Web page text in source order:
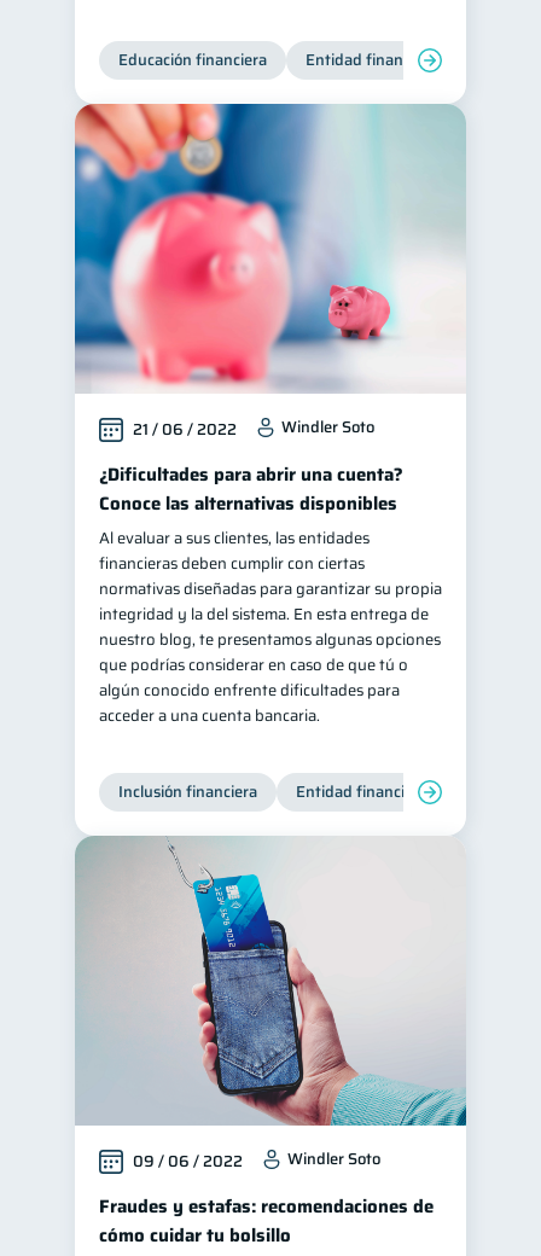
Educación financiera Entidad financiera
21 / 06 / 2022 Windler Soto
¿Dificultades para abrir una cuenta?
Conoce las alternativas disponibles
Al evaluar a sus clientes, las entidades
financieras deben cumplir con ciertas
normativas diseñadas para garantizar su propia
integridad y la del sistema. En esta entrega de
nuestro blog, te presentamos algunas opciones
que podrías considerar en caso de que tú o
algún conocido enfrente dificultades para
acceder a una cuenta bancaria.
Inclusión financiera Entidad financiera
09 / 06 / 2022 Windler Soto
Fraudes y estafas: recomendaciones de
cómo cuidar tu bolsillo